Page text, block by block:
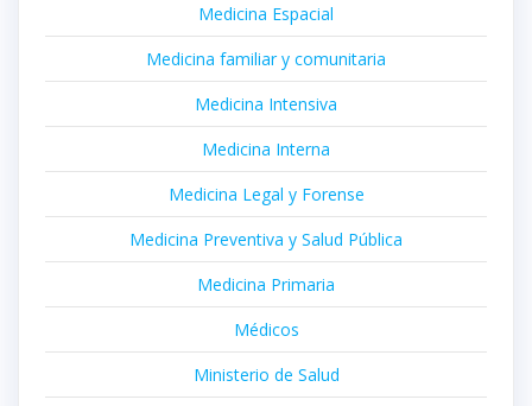
Medicina Espacial
Medicina familiar y comunitaria
Medicina Intensiva
Medicina Interna
Medicina Legal y Forense
Medicina Preventiva y Salud Pública
Medicina Primaria
Médicos
Ministerio de Salud